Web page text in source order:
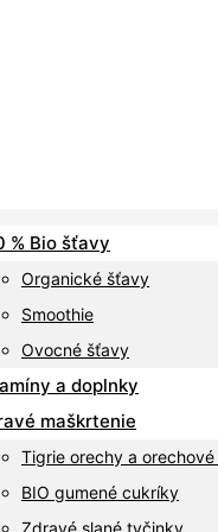
% Bio šťavy
Organické šťavy
Smoothie
Ovocné šťavy
a doplnky
maškrtenie
Tigrie orechy a
BIO gumené cukríky
Zdravé slané tyčinky